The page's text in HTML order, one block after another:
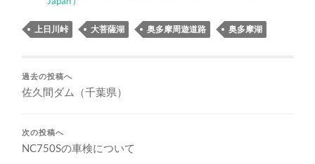
上日川峠 大菩薩湖 奥多摩周遊道路 奥多摩湖
過去の投稿へ
佐久間ダム（千葉県）
次の投稿へ
NC750Sの車検について